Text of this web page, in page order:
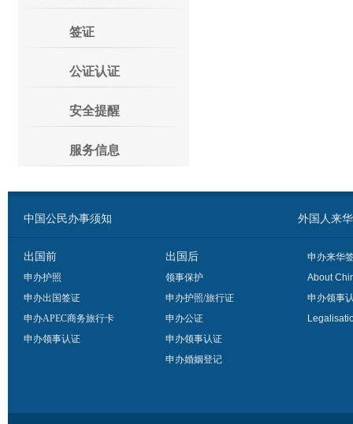
签证
公证认证
安全提醒
服务信息
中国公民办事须知 外国人来
出国前
申办护照
申办出国签证
申办APEC商务旅行卡
申办领事认证
出国后
领事保护
申办护照/旅行证
申办公证
申办领事认证
申办婚姻登记
申办来华
About
申办领事